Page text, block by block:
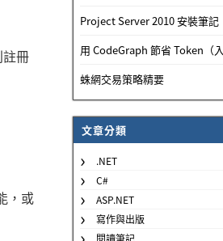
冊
，或
Project Server 2010 安裝筆記
用 CodeGraph 節省 Token（入
蛛網交易策略精要
文章分類
.NET
C#
ASP.NET
寫作與出版
閱讀筆記